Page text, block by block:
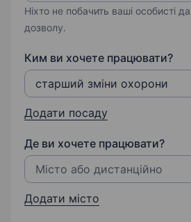
Ніхто не побачить ваші особисті
дозволу.
Ким ви хочете працювати?
Додати посаду
Де ви хочете працювати?
Додати місто